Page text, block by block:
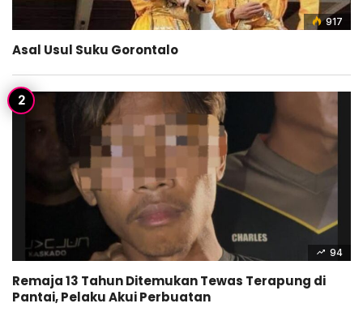
917
Asal Usul Suku Gorontalo
94
Remaja 13 Tahun Ditemukan Tewas Terapung di
Pantai, Pelaku Akui Perbuatan